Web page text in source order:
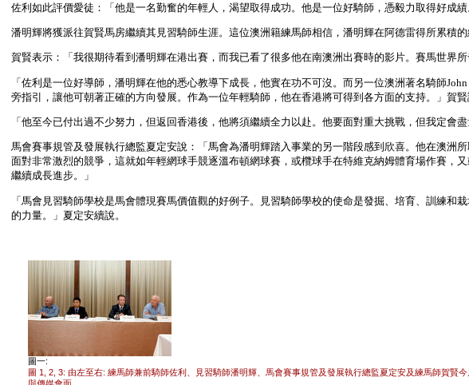
佐利如此評價愛徒：「他是一名勤奮的年輕人，渴望取得成功。他是一位好騎師，憑毅力取得好成績
潘明輝將獲派往賀賢馬房繼續其見習騎師生涯。這位澳洲籍練馬師相信，潘明輝在阿德雷得所累積
賀賢表示：「我很期待看到潘明輝在港出賽，而我已看了很多他在南澳洲出賽時的影片。賽馬世界
「佐利是一位好導師，潘明輝在他的悉心教導下成長，他實在功不可沒。而另一位澳洲著名騎師
旁指引，讓他可朝著正確的方向發展。作為一位年輕騎師，他在香港將可得到各方面的支持。」賀賢
「他至今已付出過不少努力，但返回香港後，他將須繼續全力以赴。他要面對重大挑戰，但我定會
馬會賽事規管及發展執行總監夏定安說：「馬會為潘明輝踏入事業的另一階段感到欣喜。他在澳
面對非常激烈的競爭，這就如年輕網球手競逐溫布頓網球賽，或欖球手在特維克納姆體育場作賽
繼續成長進步。」
「馬會見習騎師學校是馬會體現賽馬價值觀的好例子。見習騎師學校的使命是發掘、培育、訓練
的力量。」夏定安續說。
圖一:
圖 1, 2, 3: 由左至右: 練馬師兼前騎師佐利、見習騎師潘明輝、馬會賽事規管及發展執行總監夏定安及練馬師賀賢